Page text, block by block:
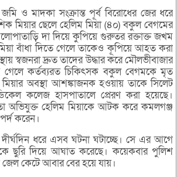
জমি ও মাদকা সংক্রান্ত পূর্ব বিরোধের জের ধরে
মিয়ার ছেলে হেলিম মিয়া (৪০) বকুল বেগমের
দা দিয়ে কুপিয়ে গুরুতর রক্তাক্ত জখম
বাঁধা দিতে গেলে তাকেও কূপিয়ে আহত করা
স্বজনরা দ্রুত তাদের উদ্ধার করে মৌলভীবাজার
গেলে কর্তব্যরত চিকিৎসক বকুল বেগমকে মৃত
অবস্থা আশঙ্কাজনক হওয়ায় তাকে সিলেট
কলেজ হাসপাতালে প্রেরণ করা হয়েছে।
অভিযুক্ত হেলিম মিয়াকে আটক করে কমলগঞ্জ
করেন।
দীর্ঘদিন ধরে এসব ঘটনা ঘটাচ্ছে। সে এর আগে
ছুরি দিয়ে আঘাত করেছে। কয়েকবার পুলিশ
কেটে আবার বের হয়ে যায়।